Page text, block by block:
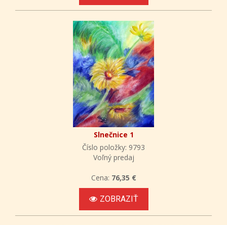
Slnečnice 1
Číslo položky: 9793
Voľný predaj
Cena: 76,35 €
ZOBRAZIŤ